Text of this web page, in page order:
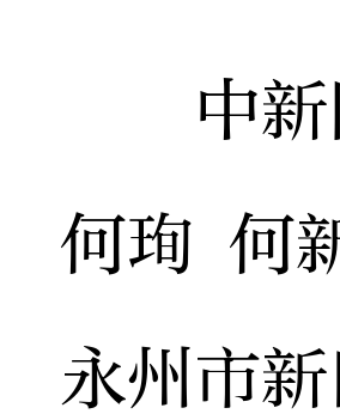
中新
何珣 何
永州市